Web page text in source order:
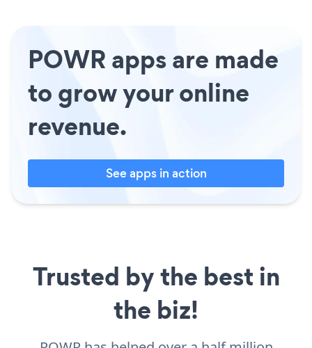
POWR apps are made
to grow your online
revenue.
See apps in action
Trusted by the best in
the biz!